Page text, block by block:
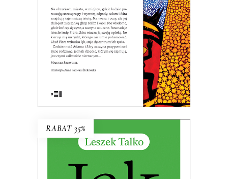
E-BOOK DO KOSZYKA
KSIĄŻKA DO KOSZYKA
RABAT 35%